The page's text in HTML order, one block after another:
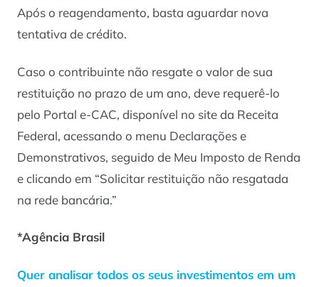
Após o reagendamento, basta aguardar nova
tentativa de crédito.
Caso o contribuinte não resgate o valor de sua
restituição no prazo de um ano, deve requerê-lo
pelo Portal e-CAC, disponível no siteda Receita
Federal, acessando o menu Declarações e
Demonstrativos, seguido de Meu Imposto de Renda
e clicando em “Solicitar restituição não resgatada
na rede bancária.”
*Agência Brasil
Quer analisar todos os seus investimentos em um